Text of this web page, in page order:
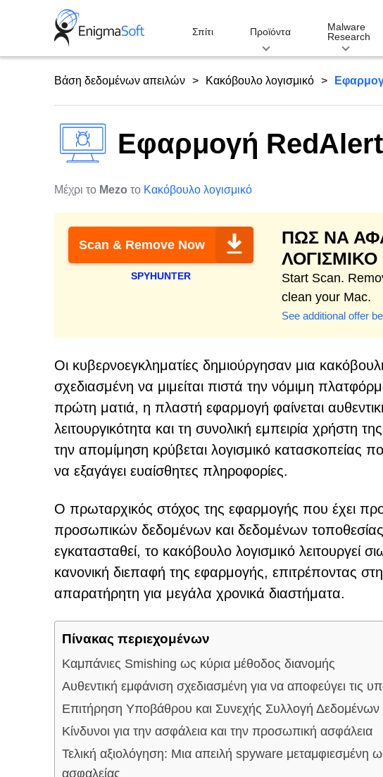
Σπίτι Προϊόντα
Malware
Research
Βάση δεδομένων απειλών Κακόβουλο λογισμικό
Εφαρμογή
Μέχρι το Mezo το Κακόβουλο λογισμικό
Scan & Remove Now
SPYHUNTER
ΠΩΣ ΝΑ
ΛΟΓΙΣΜΙΚΌ
Start Scan.
clean your Mac.
See additional offer
Οι κυβερνοεγκληματίες δημιούργησαν μια
σχεδιασμένη να μιμείται πιστά την νόμιμη
πρώτη ματιά, η πλαστή εφαρμογή φαίνεται
λειτουργικότητα και τη συνολική εμπειρία χρήστη
την απομίμηση κρύβεται λογισμικό κατασκοπείας
να εξαγάγει ευαίσθητες πληροφορίες.
Ο πρωταρχικός στόχος της εφαρμογής που έχει
προσωπικών δεδομένων και δεδομένων
εγκατασταθεί, το κακόβουλο λογισμικό λειτουργεί
κανονική διεπαφή της εφαρμογής, επιτρέποντας
απαρατήρητη για μεγάλα χρονικά διαστήματα.
Πίνακας περιεχομένων
Καμπάνιες Smishing ως κύρια μέθοδος διανομής
Αυθεντική εμφάνιση σχεδιασμένη για να αποφεύγει τις
Επιτήρηση Υποβάθρου και Συνεχής Συλλογή Δεδομένων
Κίνδυνοι για την ασφάλεια και την προσωπική ασφάλεια
Τελική αξιολόγηση: Μια απειλή spyware μεταμφιεσμένη
ασφαλείας